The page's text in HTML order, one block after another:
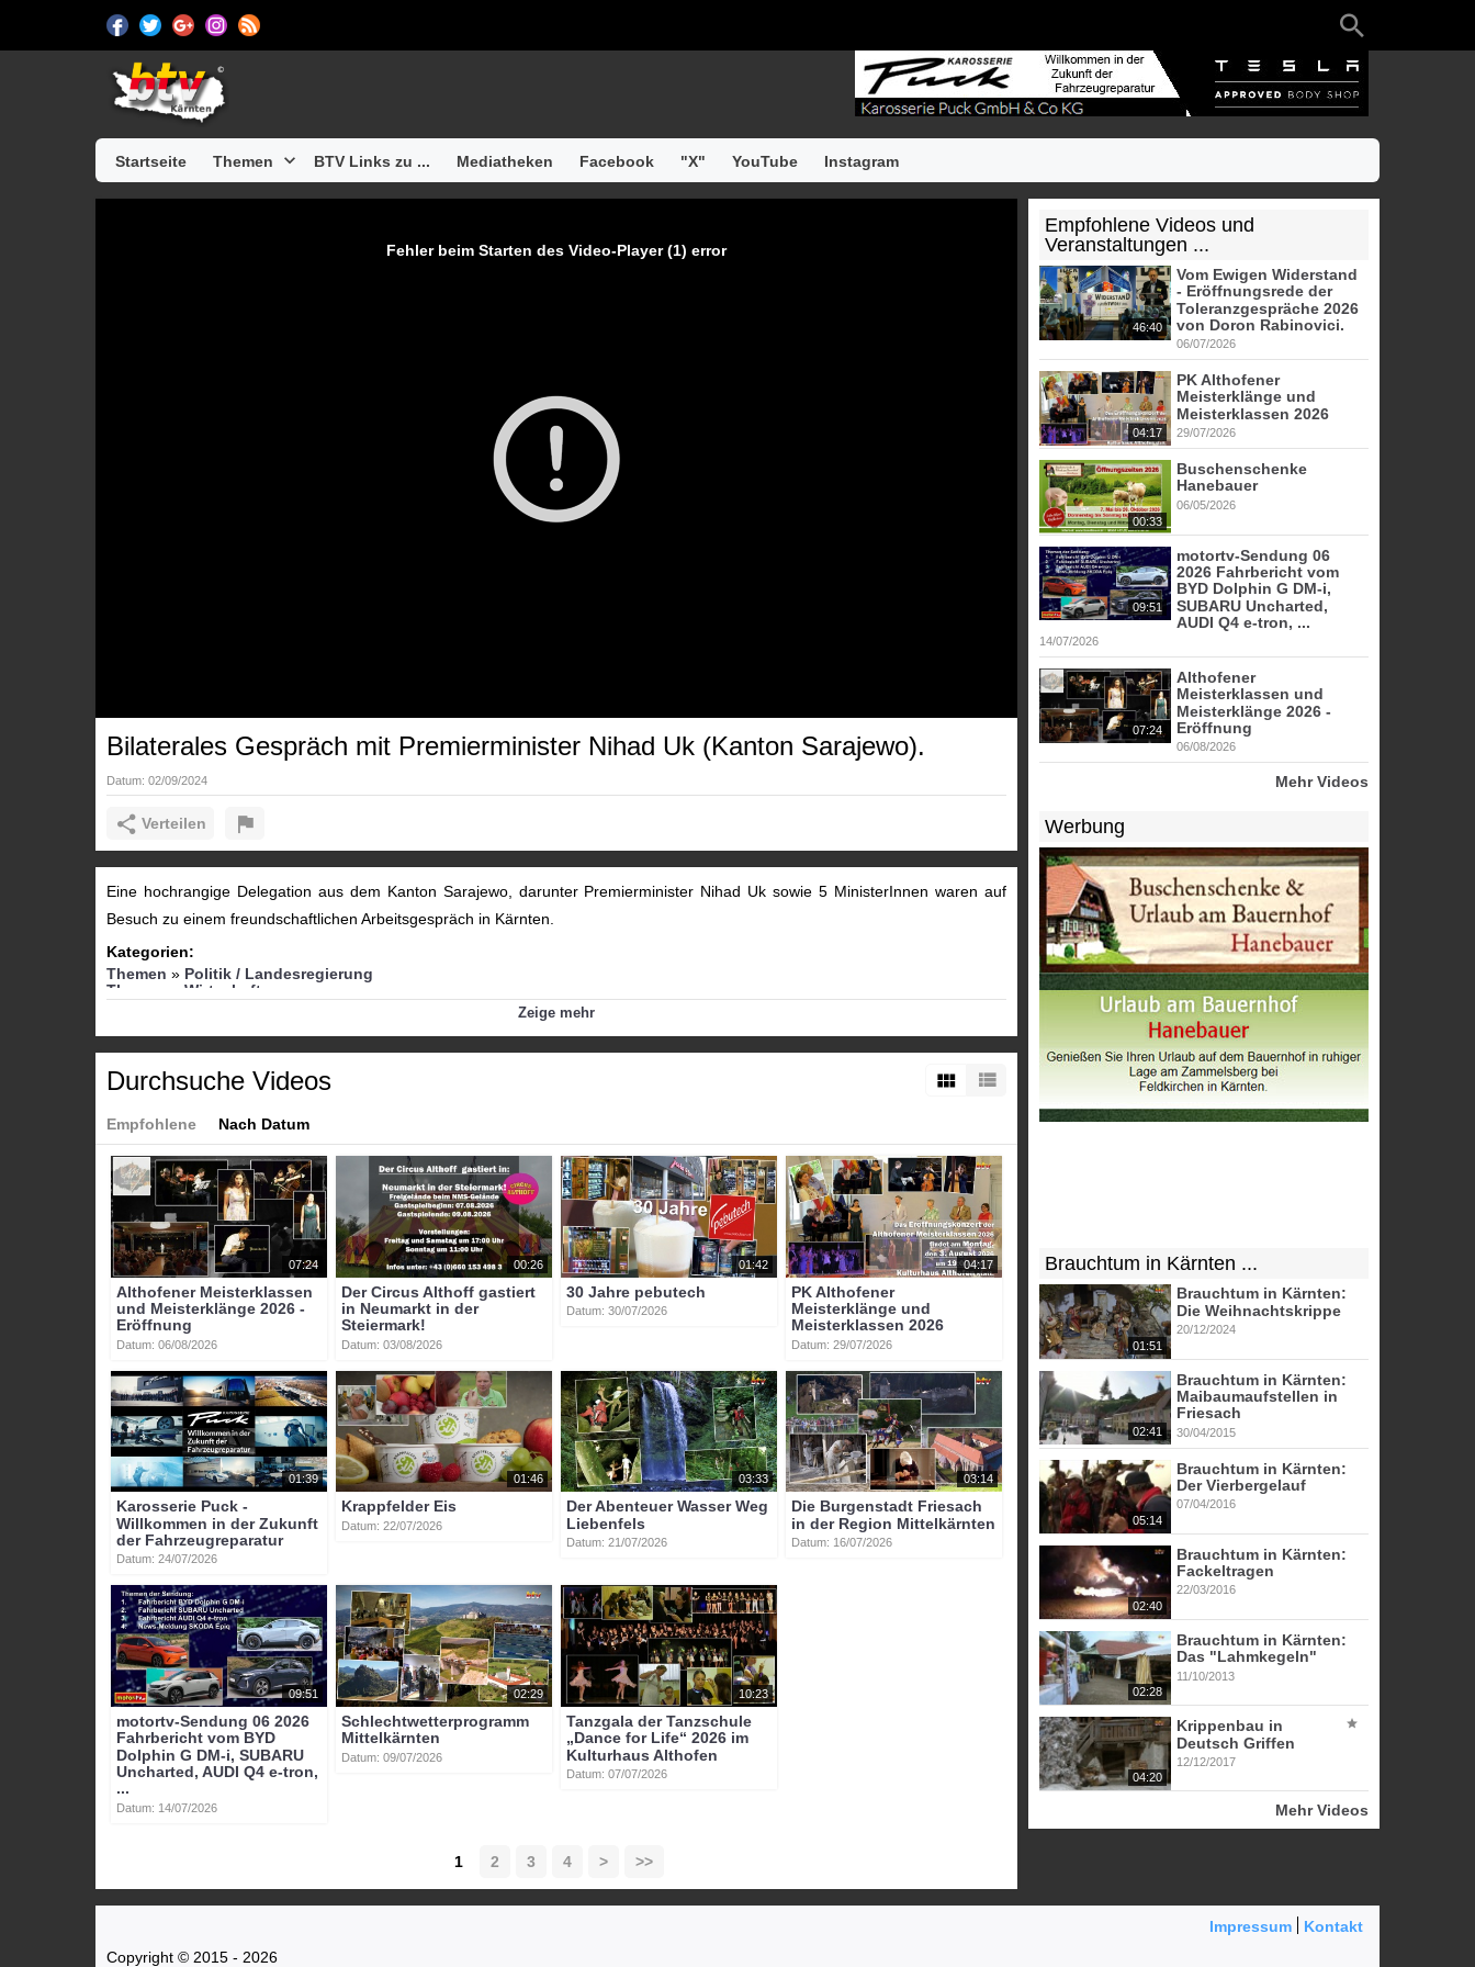
Startseite Themen BTV Links zu ... Mediatheken Facebook "X" YouTube Instagram
Fehler beim Starten des Video-Player (1) error
Bilaterales Gespräch mit Premierminister Nihad Uk (Kanton Sarajewo).
Datum: 02/09/2024
Verteilen
Eine hochrangige Delegation aus dem Kanton Sarajewo, darunter Premierminister Nihad Uk sowie 5 MinisterInnen waren auf
Besuch zu einem freundschaftlichen Arbeitsgespräch in Kärnten.
Kategorien:
Themen » Politik / Landesregierung
Themen
Wirtschaft
btv-kärnten
btv kärnten mittelkärnten althofen btvon
Zeige mehr
Durchsuche Videos
Empfohlene Nach Datum
07:24
Althofener Meisterklassen
und Meisterklänge 2026 -
Eröffnung
Datum: 06/08/2026
00:26
Der Circus Althoff gastiert
in Neumarkt in der
Steiermark!
Datum: 03/08/2026
01:42
30 Jahre pebutech
Datum: 30/07/2026
04:17
PK Althofener
Meisterklänge und
Meisterklassen 2026
Datum: 29/07/2026
01:39
Karosserie Puck -
Willkommen in der Zukunft
der Fahrzeugreparatur
Datum: 24/07/2026
01:46
Krappfelder Eis
Datum: 22/07/2026
03:33
Der Abenteuer Wasser Weg
Liebenfels
Datum: 21/07/2026
03:14
Die Burgenstadt Friesach
in der Region Mittelkärnten
Datum: 16/07/2026
09:51
motortv-Sendung 06 2026
Fahrbericht vom BYD
Dolphin G DM-i, SUBARU
Uncharted, AUDI Q4 e-tron,
...
Datum: 14/07/2026
02:29
Schlechtwetterprogramm
Mittelkärnten
Datum: 09/07/2026
10:23
Tanzgala der Tanzschule
„Dance for Life“ 2026 im
Kulturhaus Althofen
Datum: 07/07/2026
1 2 3 4 > >>
Empfohlene Videos und
Veranstaltungen ...
46:40
Vom Ewigen Widerstand
- Eröffnungsrede der
Toleranzgespräche 2026
von Doron Rabinovici.
06/07/2026
04:17
PK Althofener
Meisterklänge und
Meisterklassen 2026
29/07/2026
00:33
Buschenschenke
Hanebauer
06/05/2026
09:51
motortv-Sendung 06
2026 Fahrbericht vom
BYD Dolphin G DM-i,
SUBARU Uncharted,
AUDI Q4 e-tron, ...
14/07/2026
07:24
Althofener
Meisterklassen und
Meisterklänge 2026 -
Eröffnung
06/08/2026
Mehr Videos
Werbung
Brauchtum in Kärnten ...
01:51
Brauchtum in Kärnten:
Die Weihnachtskrippe
20/12/2024
02:41
Brauchtum in Kärnten:
Maibaumaufstellen in
Friesach
30/04/2015
05:14
Brauchtum in Kärnten:
Der Vierbergelauf
07/04/2016
02:40
Brauchtum in Kärnten:
Fackeltragen
22/03/2016
02:28
Brauchtum in Kärnten:
Das "Lahmkegeln"
11/10/2013
04:20
Krippenbau in
Deutsch Griffen
12/12/2017
Mehr Videos
Impressum
Kontakt
Copyright © 2015 - 2026